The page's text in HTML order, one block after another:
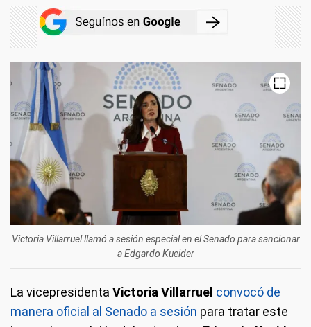
Victoria Villarruel llamó a sesión especial en el Senado para sancionar
a Edgardo Kueider
La vicepresidenta Victoria Villarruel convocó de
manera oficial al Senado a sesión para tratar este